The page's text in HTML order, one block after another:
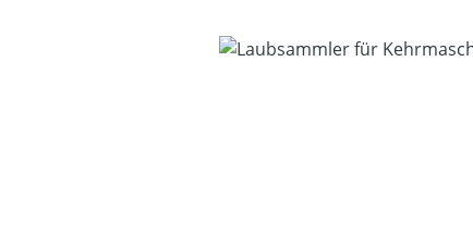
Bildergalerie überspringen